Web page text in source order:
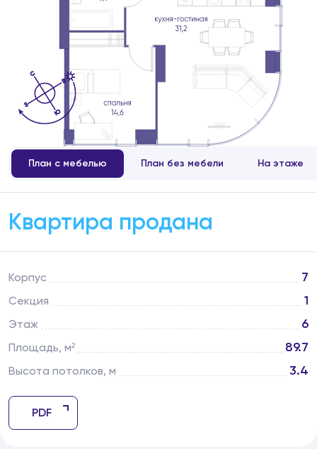
План с мебелью План без мебели На этаже
Корпус 7
Секция 1
Этаж 6
Площадь, м² 89.7
Высота потолков, м 3.4
PDF
Квартира продана